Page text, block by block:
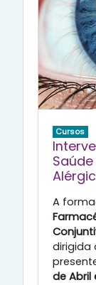
Cursos
A
dirigida
de Abril